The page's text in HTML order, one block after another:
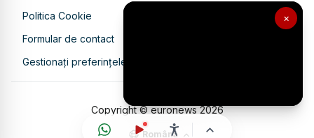
×
Politica Cookie
Politica de confidențialitate
Formular de contact
Gestionați preferințele
Copyright © euronews2026
Română